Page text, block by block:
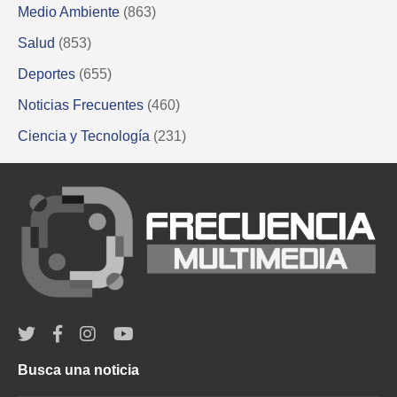
Medio Ambiente (863)
Salud (853)
Deportes (655)
Noticias Frecuentes (460)
Ciencia y Tecnología (231)
Busca una noticia